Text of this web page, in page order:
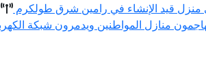
قيد الإنشاء في رامين شرق طولكرم
منازل المواطنين ويدمرون شبكة